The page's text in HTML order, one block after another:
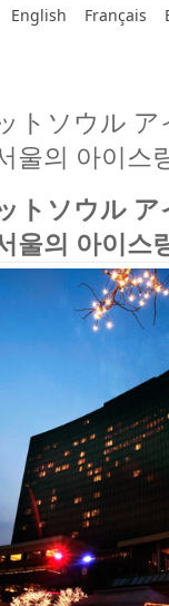
English Français
トソウル
울의 아이스
トソウル
울의 아이스